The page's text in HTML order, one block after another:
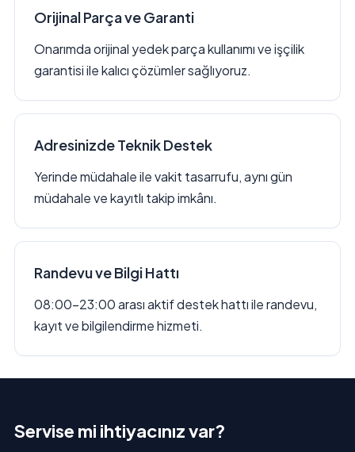
Orijinal Parça ve Garanti
Onarımda orijinal yedek parça kullanımı ve işçilik
garantisi ile kalıcı çözümler sağlıyoruz.
Adresinizde Teknik Destek
Yerinde müdahale ile vakit tasarrufu, aynı gün
müdahale ve kayıtlı takip imkânı.
Randevu ve Bilgi Hattı
08:00–23:00 arası aktif destek hattı ile randevu,
kayıt ve bilgilendirme hizmeti.
Servise mi ihtiyacınız var?